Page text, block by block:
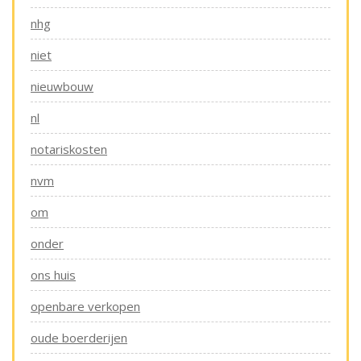
nhg
niet
nieuwbouw
nl
notariskosten
nvm
om
onder
ons huis
openbare verkopen
oude boerderijen